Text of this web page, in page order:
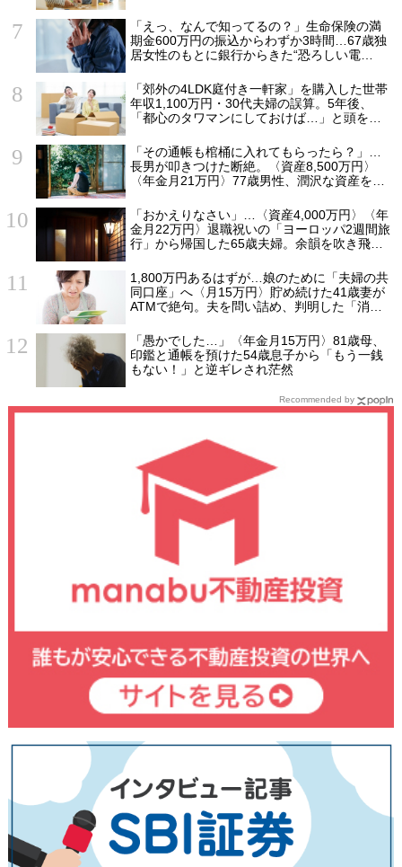
「えっ、なんで知ってるの？」生命保険の満
期金600万円の振込からわずか3時間…67歳独
居女性のもとに銀行からきた“恐ろしい電
「郊外の4LDK庭付き一軒家」を購入した世帯
年収1,100万円・30代夫婦の誤算。5年後、
「都心のタワマンにしておけば…」と頭を抱
「その通帳も棺桶に入れてもらったら？」…
長男が叩きつけた断絶。〈資産8,500万円〉
〈年金月21万円〉77歳男性、潤沢な資産を守
「おかえりなさい」…〈資産4,000万円〉〈年
金月22万円〉退職祝いの「ヨーロッパ2週間旅
行」から帰国した65歳夫婦。余韻を吹き飛ば
1,800万円あるはずが…娘のために「夫婦の共
同口座」へ〈月15万円〉貯め続けた41歳妻が
ATMで絶句。夫を問い詰め、判明した「消え
「愚かでした…」〈年金月15万円〉81歳母、
印鑑と通帳を預けた54歳息子から「もう一銭
もない！」と逆ギレされ茫然
Recommended by